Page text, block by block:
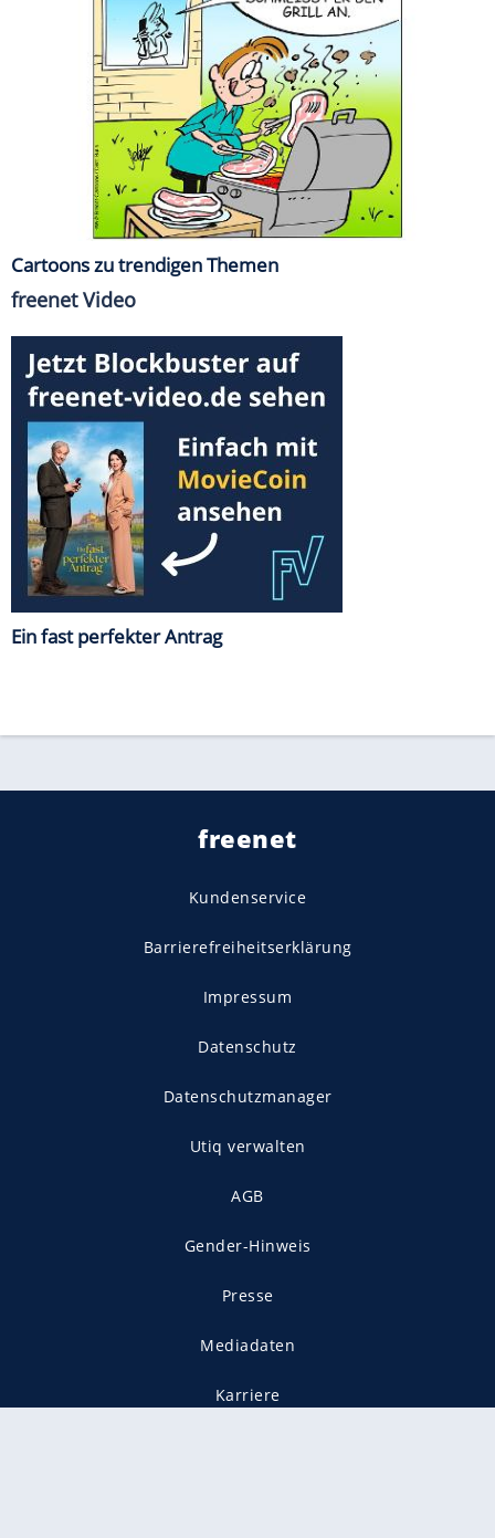
Cartoons zu trendigen Themen
freenet Video
Ein fast perfekter Antrag
freenet
Kundenservice
Barrierefreiheitserklärung
Impressum
Datenschutz
Datenschutzmanager
Utiq verwalten
AGB
Gender-Hinweis
Presse
Mediadaten
Karriere